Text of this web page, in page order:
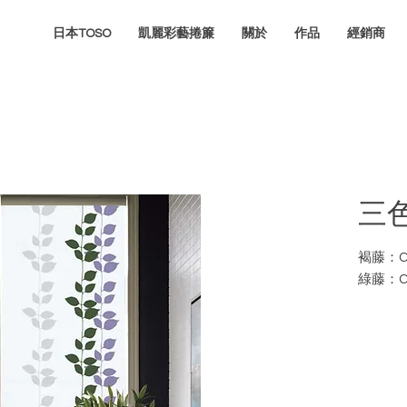
日本TOSO 凱麗彩藝捲簾 關於 作品 經銷商
三
褐藤：
綠藤：